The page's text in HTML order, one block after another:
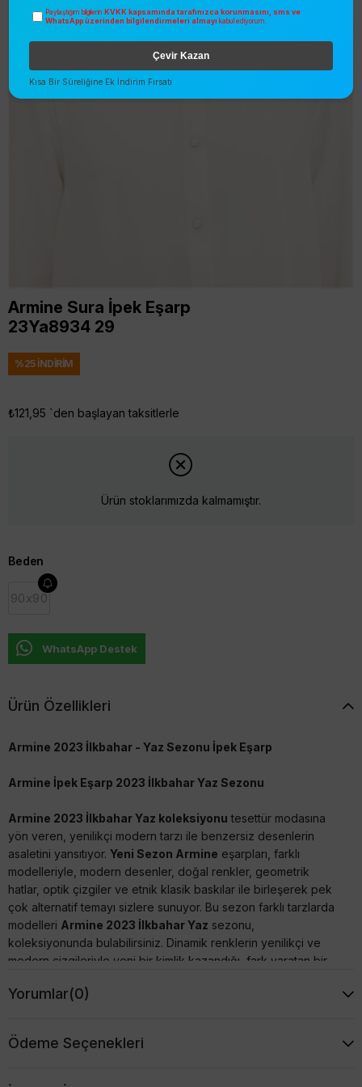
Armine Sura İpek Eşarp
23Ya8934 29
%25İNDIRIM
₺121,95 `den başlayan taksitlerle
Ürün stoklarımızda kalmamıştır.
Beden
90x90
WhatsApp Destek
Ürün Özellikleri
Armine 2023 İlkbahar - Yaz Sezonu İpek Eşarp
Armine İpek Eşarp 2023 İlkbahar Yaz Sezonu
Armine 2023 İlkbahar Yaz koleksiyonu tesettür modasına
yön veren, yenilikçi modern tarzı ile benzersiz desenlerin
asaletini yansıtıyor. Yeni Sezon Armine eşarpları, farklı
modelleriyle, modern desenler, doğal renkler, geometrik
hatlar, optik çizgiler ve etnik klasik baskılar ile birleşerek pek
çok alternatif temayı sizlere sunuyor. Bu sezon farklı tarzlarda
modelleri Armine 2023 İlkbahar Yaz sezonu,
koleksiyonunda bulabilirsiniz. Dinamik renklerin yenilikçi ve
modern çizgileriyle yeni bir kimlik kazandığı, fark yaratan bir
uygun modeli seçmenin keyfini çıkartınız :) Şimdi favori
modeliniz tükenmedenArmine Yeni Sezon Eşarp 2023
Yorumlar(0)
Ödeme Seçenekleri
Paylaştığım bilgilerin KVKK kapsamında tarafınızca korunmasını, sms ve
WhatsApp üzerinden bilgilendirmeleri almayı kabul ediyorum.
Çevir Kazan
Kısa Bir Süreliğine Ek İndirim Fırsatı